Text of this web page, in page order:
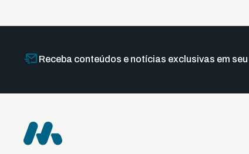
Receba conteúdos e notícias exclusivas em